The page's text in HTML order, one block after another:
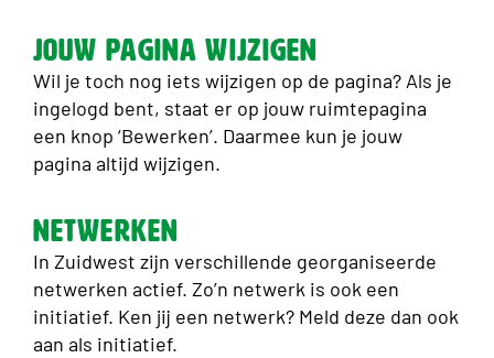
Jouw pagina wijzigen
Wil je toch nog iets wijzigen op de pagina? Als je
ingelogd bent, staat er op jouw ruimtepagina
een knop ‘Bewerken’. Daarmee kun je jouw
pagina altijd wijzigen.
Netwerken
In Zuidwest zijn verschillende georganiseerde
netwerken actief. Zo’n netwerk is ook een
initiatief. Ken jij een netwerk? Meld deze dan ook
aan als initiatief.